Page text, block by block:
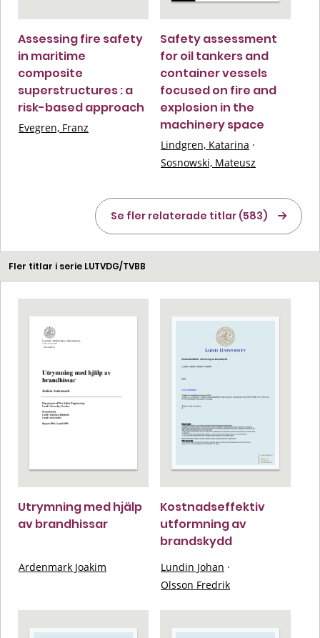
Assessing fire safety
in maritime
composite
superstructures : a
risk-based approach
Evegren, Franz
Safety assessment
for oil tankers and
container vessels
focused on fire and
explosion in the
machinery space
Lindgren, Katarina ·
Sosnowski, Mateusz
Se fler relaterade titlar (583)
Fler titlar i serie LUTVDG/TVBB
Utrymning med hjälp
av brandhissar
Ardenmark Joakim
Kostnadseffektiv
utformning av
brandskydd
Lundin Johan ·
Olsson Fredrik